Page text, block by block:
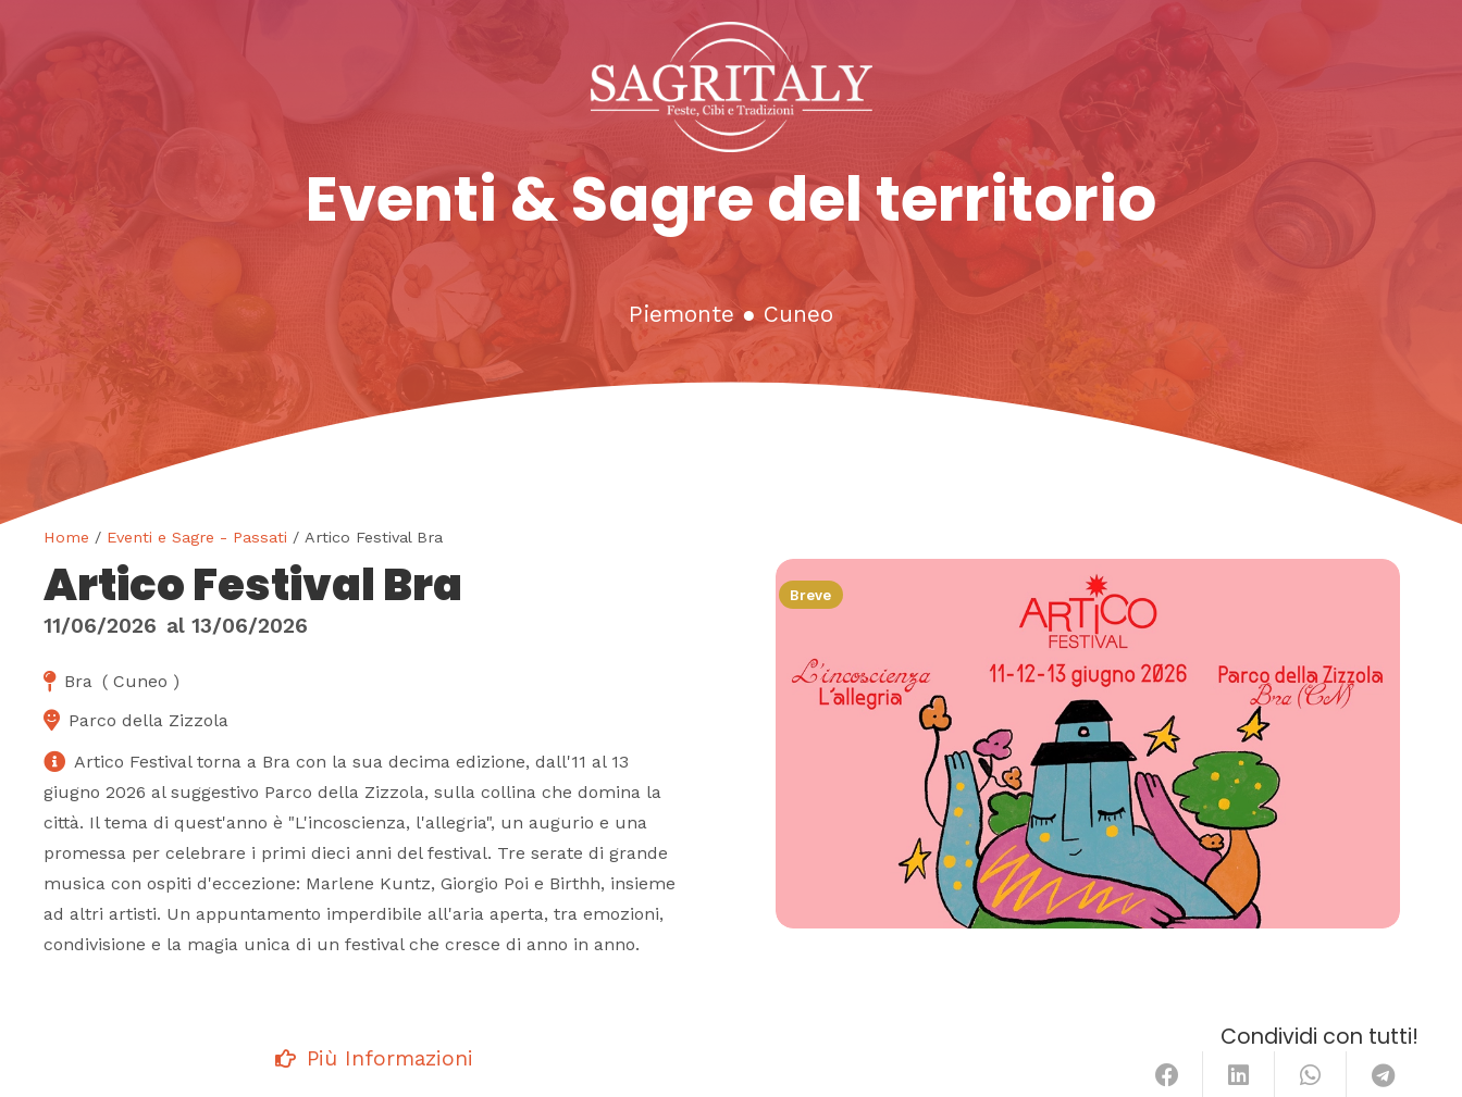
Eventi & Sagre del territorio
Piemonte ● Cuneo
Home / Eventi e Sagre - Passati / Artico Festival Bra
Artico Festival Bra
11/06/2026 al 13/06/2026
Bra ( Cuneo )
Parco della Zizzola
Artico Festival torna a Bra con la sua decima edizione, dall'11 al 13
giugno 2026 al suggestivo Parco della Zizzola, sulla collina che domina la
città. Il tema di quest'anno è "L'incoscienza, l'allegria", un augurio e una
promessa per celebrare i primi dieci anni del festival. Tre serate di grande
musica con ospiti d'eccezione: Marlene Kuntz, Giorgio Poi e Birthh, insieme
ad altri artisti. Un appuntamento imperdibile all'aria aperta, tra emozioni,
condivisione e la magia unica di un festival che cresce di anno in anno.
Breve
Più Informazioni
Condividi con tutti!